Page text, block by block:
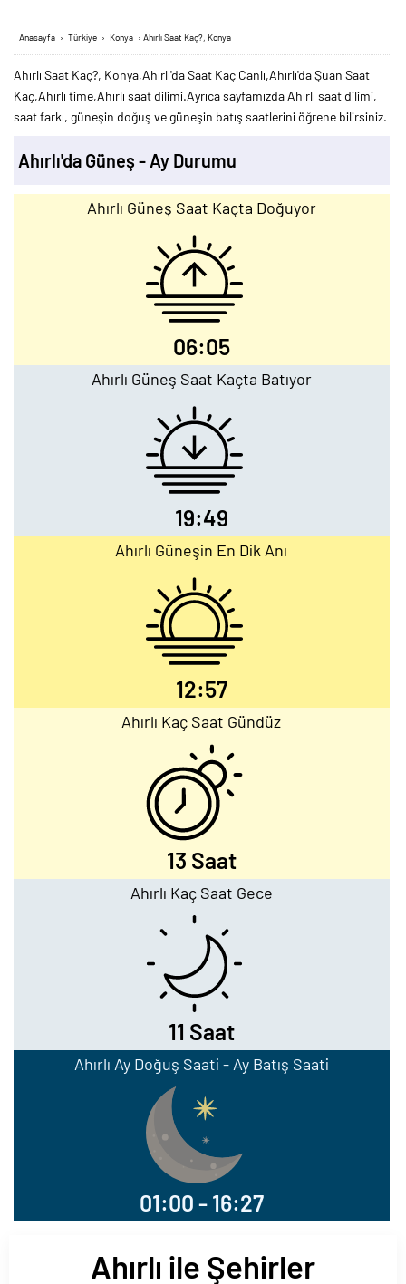
Anasayfa › Türkiye › Konya › Ahırlı Saat Kaç?, Konya
Ahırlı Saat Kaç?, Konya,Ahırlı'da Saat Kaç Canlı,Ahırlı'da Şuan Saat
Kaç,Ahırlı time,Ahırlı saat dilimi.Ayrıca sayfamızda Ahırlı saat dilimi,
saat farkı, güneşin doğuş ve güneşin batış saatlerini öğrene bilirsiniz.
Ahırlı'da Güneş - Ay Durumu
Ahırlı Güneş Saat Kaçta Doğuyor
06:05
Ahırlı Güneş Saat Kaçta Batıyor
19:49
Ahırlı Güneşin En Dik Anı
12:57
Ahırlı Kaç Saat Gündüz
13 Saat
Ahırlı Kaç Saat Gece
11 Saat
Ahırlı Ay Doğuş Saati - Ay Batış Saati
01:00 - 16:27
Ahırlı ile Şehirler